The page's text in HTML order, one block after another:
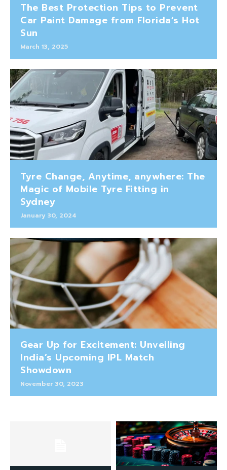
The Best Protection Tips to Prevent
Car Paint Damage from Florida’s Hot
Sun
March 13, 2025
Tyre Change, Anytime, anywhere: The
Magic of Mobile Tyre Fitting in
Sydney
January 30, 2024
Gear Up for Excitement: Unveiling
India’s Upcoming IPL Match
Showdown
November 30, 2023